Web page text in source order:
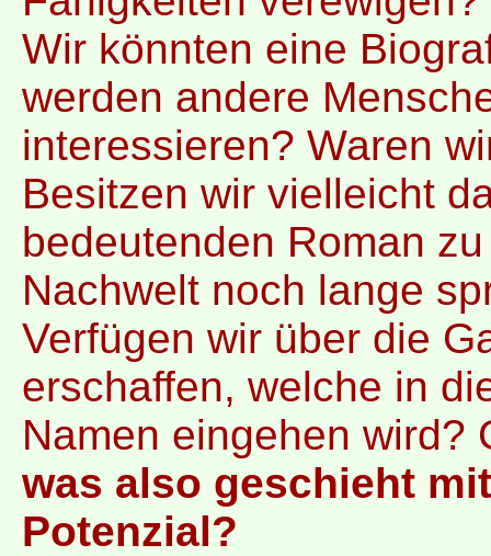
Wir könnten eine
werden andere
interessieren? Waren
Besitzen wir vielleicht
bedeutenden Roman
Nachwelt noch lange
Verfügen wir über die
erschaffen, welche in
Namen eingehen wird?
was also geschieht
Potenzial?